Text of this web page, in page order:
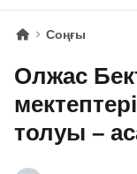
Соңғы
Олжас
толуы –